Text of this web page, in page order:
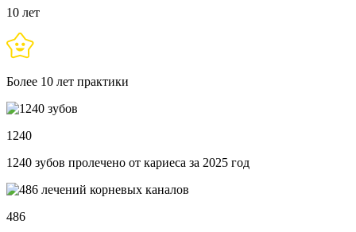
10 лет
Более 10 лет практики
1240
1240 зубов пролечено от кариеса за 2025 год
486